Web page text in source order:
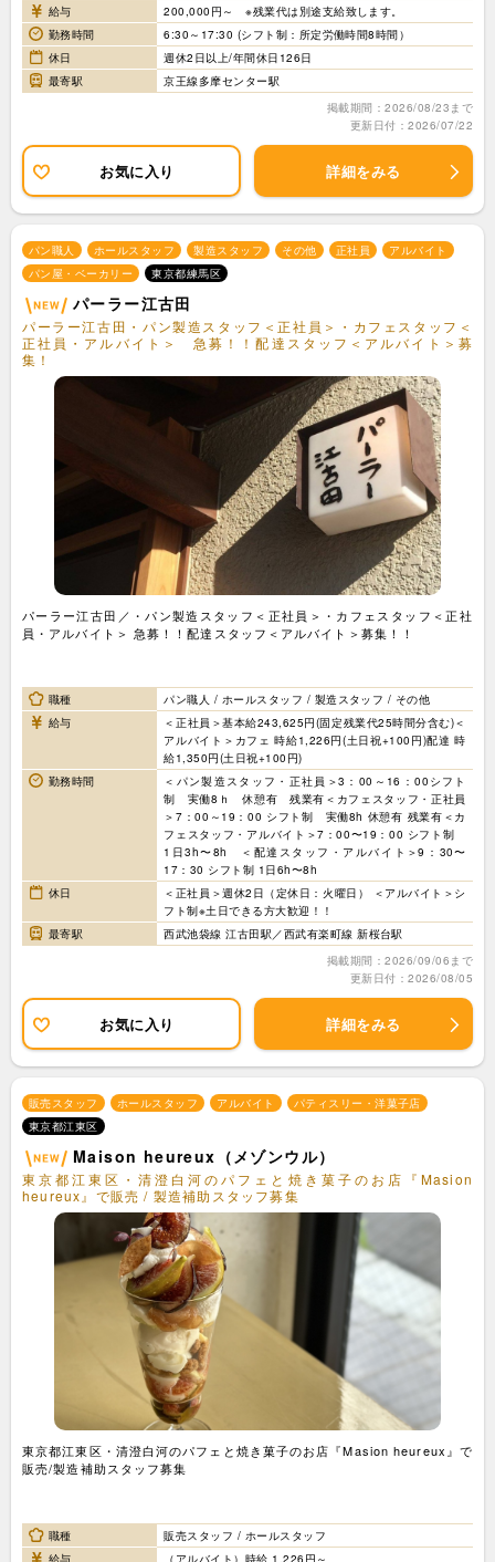
給与
200,000円～ ※残業代は別途支給致します。
勤務時間
6:30～17:30 (シフト制：所定労働時間8時間）
休日
週休2日以上/年間休日126日
最寄駅
京王線多摩センター駅
掲載期間：2026/08/23まで
更新日付：2026/07/22
お気に入り 詳細をみる
パン職人 ホールスタッフ 製造スタッフ その他 正社員
アルバイト
パン屋・ベーカリー
東京都練馬区
パーラー江古田
パーラー江古田・パン製造スタッフ＜正社員＞・カフェスタッフ＜
正社員・アルバイト＞ 急募！！配達スタッフ＜アルバイト＞募
集！
パーラー江古田／・パン製造スタッフ＜正社員＞・カフェスタッフ＜正社
員・アルバイト＞ 急募！！配達スタッフ＜アルバイト＞募集！！
職種
パン職人 / ホールスタッフ / 製造スタッフ / その他
給与
＜正社員＞基本給243,625円(固定残業代25時間分含む)＜
アルバイト＞カフェ 時給1,226円(土日祝+100円)配達 時
給1,350円(土日祝+100円)
勤務時間
＜パン製造スタッフ・正社員＞3：00～16：00シフト
制 実働8ｈ 休憩有 残業有＜カフェスタッフ・正社員
＞7：00～19：00 シフト制 実働8h 休憩有 残業有＜カ
フェスタッフ・アルバイト＞7：00〜19：00 シフト制
1日3h〜8h ＜配達スタッフ・アルバイト＞9：30〜
17：30 シフト制 1日6h〜8h
休日
＜正社員＞週休2日（定休日：火曜日） ＜アルバイト＞シ
フト制※土日できる方大歓迎！！
最寄駅
西武池袋線 江古田駅／西武有楽町線 新桜台駅
掲載期間：2026/09/06まで
更新日付：2026/08/05
お気に入り 詳細をみる
販売スタッフ ホールスタッフ アルバイト
パティスリー・洋菓子店
東京都江東区
Maison heureux（メゾンウル）
東京都江東区・清澄白河のパフェと焼き菓子のお店『Masion
heureux』で販売 / 製造補助スタッフ募集
東京都江東区・清澄白河のパフェと焼き菓子のお店『Masion heureux』で
販売/製造補助スタッフ募集
職種
販売スタッフ / ホールスタッフ